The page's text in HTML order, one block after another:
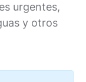
urgentes,
y otros